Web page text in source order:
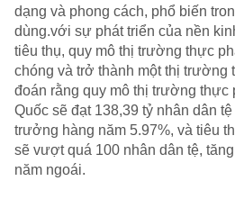
dạng và phong cách, phổ biến
dùng.với sự phát triển của nền
tiêu thụ, quy mô thị trường thực
chóng và trở thành một thị trường
đoán rằng quy mô thị trường thực
Quốc sẽ đạt 138,39 tỷ nhân dân
trưởng hàng năm 5.97%, và tiêu
sẽ vượt quá 100 nhân dân tệ,
năm ngoái.